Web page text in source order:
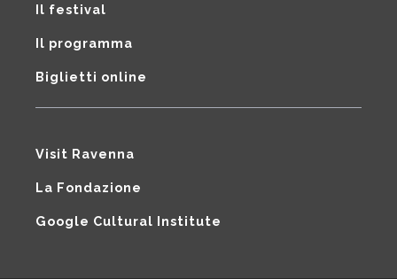
Il festival
Il programma
Biglietti online
Visit Ravenna
La Fondazione
Google Cultural Institute